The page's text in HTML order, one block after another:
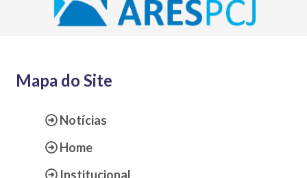
Mapa do Site
Notícias
Home
Institucional